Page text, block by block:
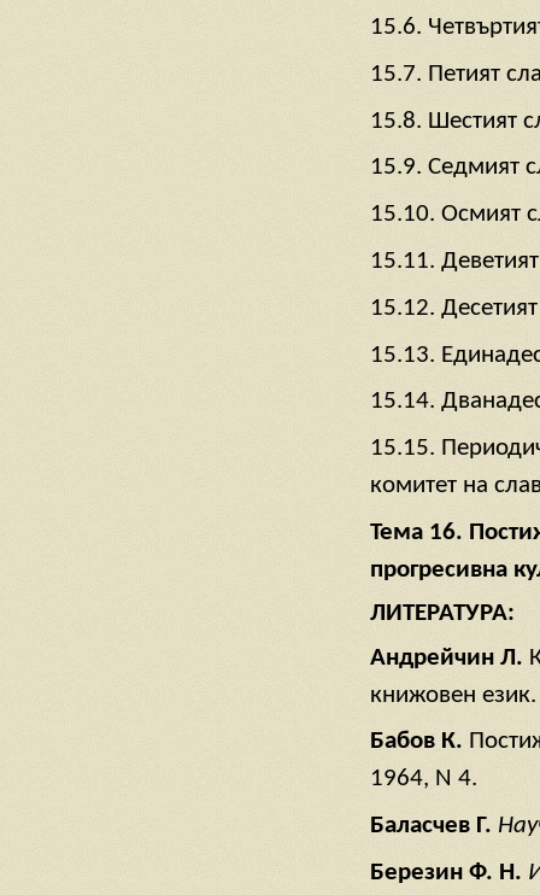
15.6.
15.7. Петият
15.8. Шестият
15.9. Седмият
15.10. Осмият
15.11.
15.12.
15.13.
15.14.
15.15.
комитет на
Тема 16.
прогресивна
ЛИТЕРАТУРА:
Андрейчин Л.
книжовен
Бабов К.
1964, N 4.
Баласчев Г.
Березин Ф. Н.